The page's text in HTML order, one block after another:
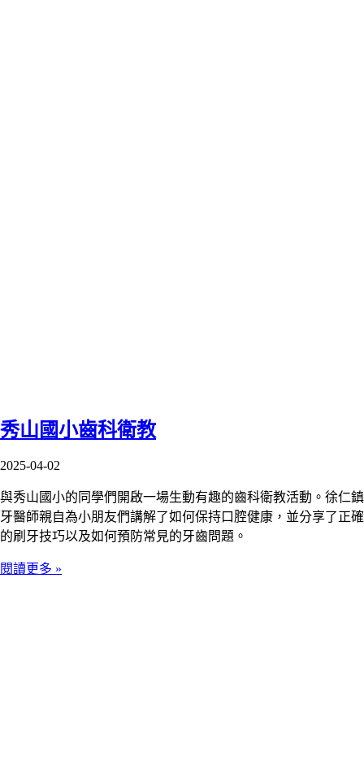
秀山國小齒科衛教
2025-04-02
與秀山國小的同學們開啟一場生動有趣的齒科衛教活動。徐仁鎮
牙醫師親自為小朋友們講解了如何保持口腔健康，並分享了正確
的刷牙技巧以及如何預防常見的牙齒問題。
閱讀更多 »